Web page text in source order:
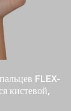
FLEX-
кистевой,